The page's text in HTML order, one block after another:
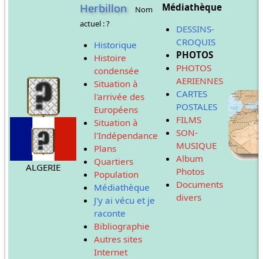
ALGERIE
Herbillon
Nom
actuel : ?
Historique
Histoire
condensée
Situation à
l'arrivée des
Européens
Situation à
l'Indépendance
Plans
Quartiers
Population
Médiathèque
J'y ai vécu et je
raconte
Bibliographie
Autres sites
Internet
Médiathèque
DESSINS-
CROQUIS
PHOTOS
PHOTOS
AERIENNES
CARTES
POSTALES
FILMS
SON-
MUSIQUE
Album
Photos
Documents
divers